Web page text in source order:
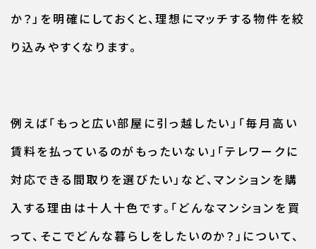
か？」を明確にしておくと、理想にマッチする物件を絞
り込みやすくなります。
例えば「もっと広い部屋に引っ越したい」「毎月高い
賃料を払っているのがもったいない」「テレワークに
対応できる間取りを選びたい」など、マンションを購
入する理由は十人十色です。「どんなマンションを買
って、そこでどんな暮らしをしたいのか？」について、